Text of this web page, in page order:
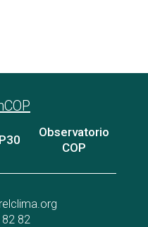
Observatorio
COP
82